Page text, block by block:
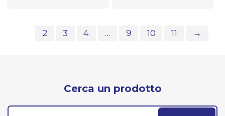
2 3 4 … 9 10 11 →
Cerca un prodotto
Cerca: